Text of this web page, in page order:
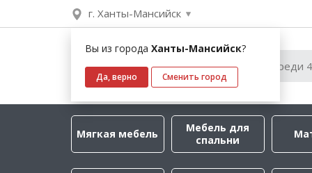
г. Ханты-Мансийск
Вы из города Ханты-Мансийск?
Да, верно Сменить город
Мягкая мебель
Мебель для
спальни